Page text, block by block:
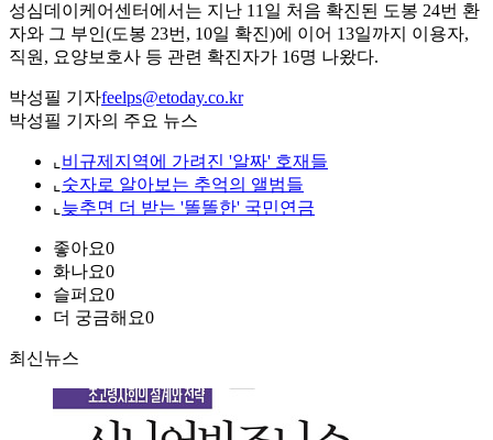
성심데이케어센터에서는 지난 11일 처음 확진된 도봉 24번 환
자와 그 부인(도봉 23번, 10일 확진)에 이어 13일까지 이용자,
직원, 요양보호사 등 관련 확진자가 16명 나왔다.
박성필 기자feelps@etoday.co.kr
박성필 기자의 주요 뉴스
⌞ 비규제지역에 가려진 '알짜' 호재들
⌞ 숫자로 알아보는 추억의 앨범들
⌞ 늦추면 더 받는 '똘똘한' 국민연금
좋아요0
화나요0
슬퍼요0
더 궁금해요0
최신뉴스